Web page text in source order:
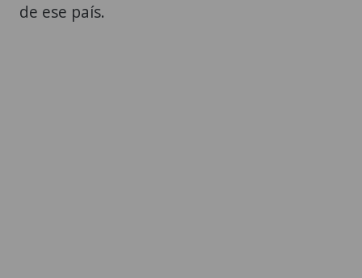
de ese país.